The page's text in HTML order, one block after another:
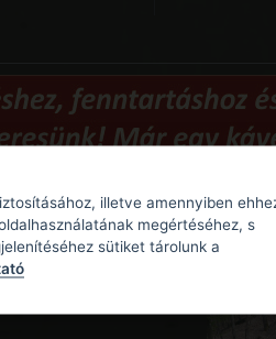
- Gömör
Ajánlott
illetve amennyiben
megértéséhez, s
sütiket tárolunk a